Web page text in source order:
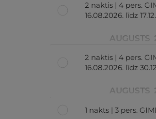
2 naktis | 4 pers.
16.08.2026. līdz
AUGUSTS
2 naktis | 4 pers.
16.08.2026. līdz
AUGUSTS
1 nakts | 3 pers.